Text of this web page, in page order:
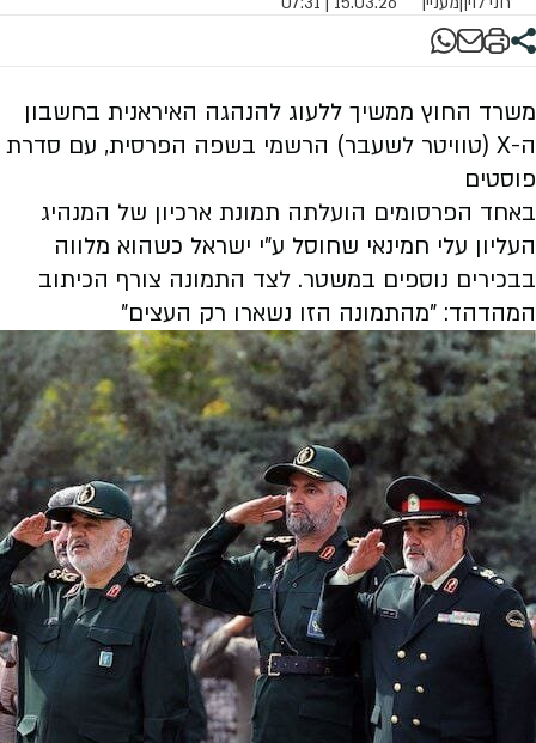
משרד החוץ ממשיך ללעוג להנהגה האיראנית בחשבון
ה-X (טוויטר לשעבר) הרשמי בשפה הפרסית, עם סדרת
פוסטים
באחד הפרסומים הועלתה תמונת ארכיון של המנהיג
העליון עלי חמינאי שחוסל ע"י ישראל כשהוא מלווה
בבכירים נוספים במשטר. לצד התמונה צורף הכיתוב
המהדהד: "מהתמונה הזו נשארו רק העצים"